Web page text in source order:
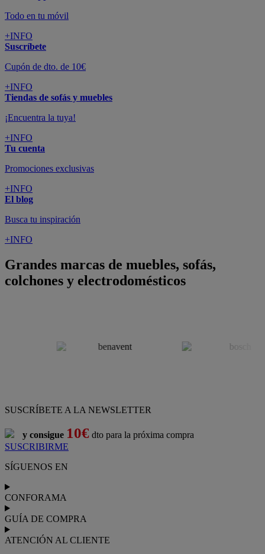
Todo en tu móvil
+INFO
Suscríbete
Cupón de dto. de 10€
+INFO
Tiendas de sofás y muebles
¡Encuentra la tuya!
+INFO
Tu cuenta
Promociones exclusivas
+INFO
El blog
Busca tu inspiración
+INFO
Grandes marcas de muebles, sofás,
colchones y electrodomésticos
SUSCRÍBETE A LA NEWSLETTER
y consigue 10€ dto para la próxima compra
SUSCRIBIRME
SÍGUENOS EN
CONFORAMA
GUÍA DE COMPRA
ATENCIÓN AL CLIENTE